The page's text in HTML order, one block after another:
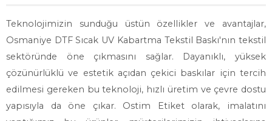
Teknolojimizin sunduğu üstün özellikler ve avantajlar,
Osmaniye DTF Sıcak UV Kabartma Tekstil Baskı'nın tekstil
sektöründe öne çıkmasını sağlar. Dayanıklı, yüksek
çözünürlüklü ve estetik açıdan çekici baskılar için tercih
edilmesi gereken bu teknoloji, hızlı üretim ve çevre dostu
yapısıyla da öne çıkar. Ostim Etiket olarak, imalatını